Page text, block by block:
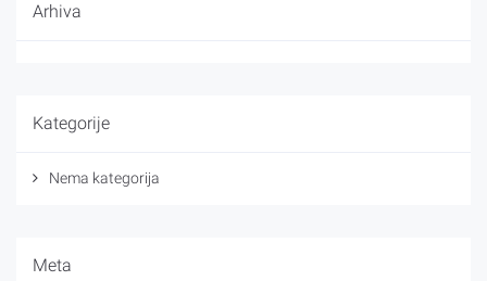
Arhiva
Kategorije
Nema kategorija
Meta